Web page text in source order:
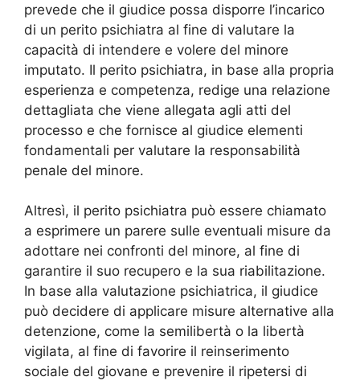
prevede che il giudice possa disporre l’incarico
di un perito psichiatra al fine di valutare la
capacità di intendere e volere del minore
imputato. Il perito psichiatra, in base alla propria
esperienza e competenza, redige una relazione
dettagliata che viene allegata agli atti del
processo e che fornisce al giudice elementi
fondamentali per valutare la responsabilità
penale del minore.
Altresì, il perito psichiatra può essere chiamato
a esprimere un parere sulle eventuali misure da
adottare nei confronti del minore, al fine di
garantire il suo recupero e la sua riabilitazione.
In base alla valutazione psichiatrica, il giudice
può decidere di applicare misure alternative alla
detenzione, come la semilibertà o la libertà
vigilata, al fine di favorire il reinserimento
sociale del giovane e prevenire il ripetersi di